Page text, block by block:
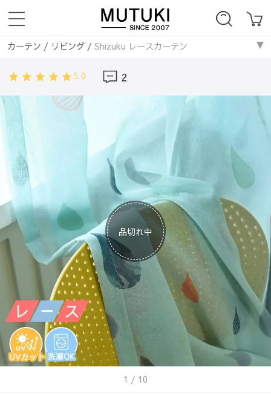
カーテン / リビング/ Shizuku レースカーテン
カーテン/ポリエステル /Shizuku レースカーテン
カーテン/キュート
Shizuku レースカーテン
カーテン
子供部屋
カーテン
UVカットレース
Shizuku レースカーテン
カーテン
Shizuku レースカーテン
カーテン
Shizuku レースカーテン
カーテン
Shizuku レースカーテン
カーテン
Shizuku レースカーテン
カーテン/ ホワイト/
Shizuku レースカーテン
カーテン
/レースカーテン/ Shizuku レースカーテン
5.0 2
品切れ中
1 / 10